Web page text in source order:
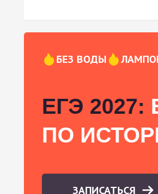
БЕЗ ВОДЫ
ЕГЭ 2027:
ПО
ЗАПИСАТЬСЯ